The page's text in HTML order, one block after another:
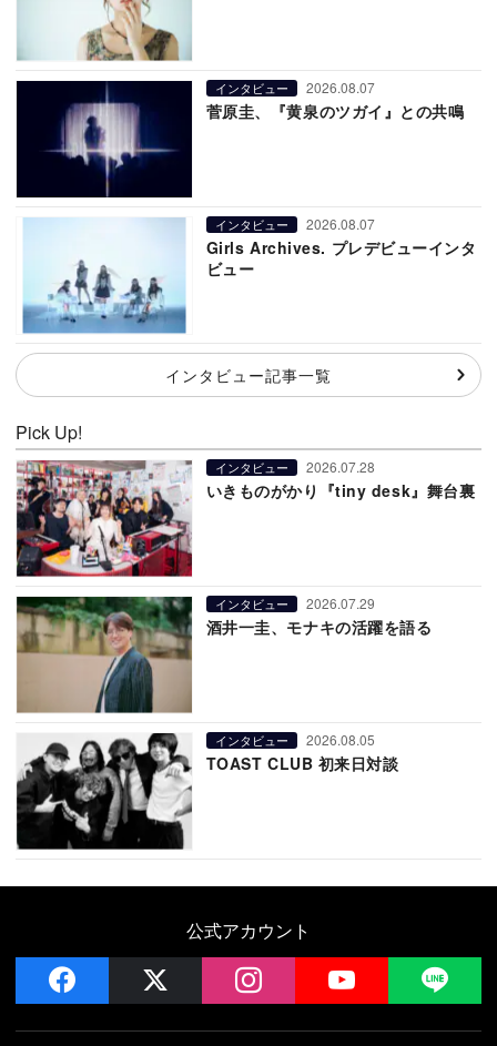
インタビュー 2026.08.07
菅原圭、『黄泉のツガイ』との共鳴
インタビュー 2026.08.07
Girls Archives. プレデビューインタ
ビュー
インタビュー記事一覧
Pick Up!
インタビュー 2026.07.28
いきものがかり『tiny desk』舞台裏
インタビュー 2026.07.29
酒井一圭、モナキの活躍を語る
インタビュー 2026.08.05
TOAST CLUB 初来日対談
公式アカウント
facebook instagram YouTube